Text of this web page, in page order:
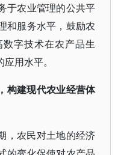
于农业管理的公共平
和服务水平，鼓励农
字技术在农产品生
用水平。
构建现代农业经营体
，农民对土地的经济